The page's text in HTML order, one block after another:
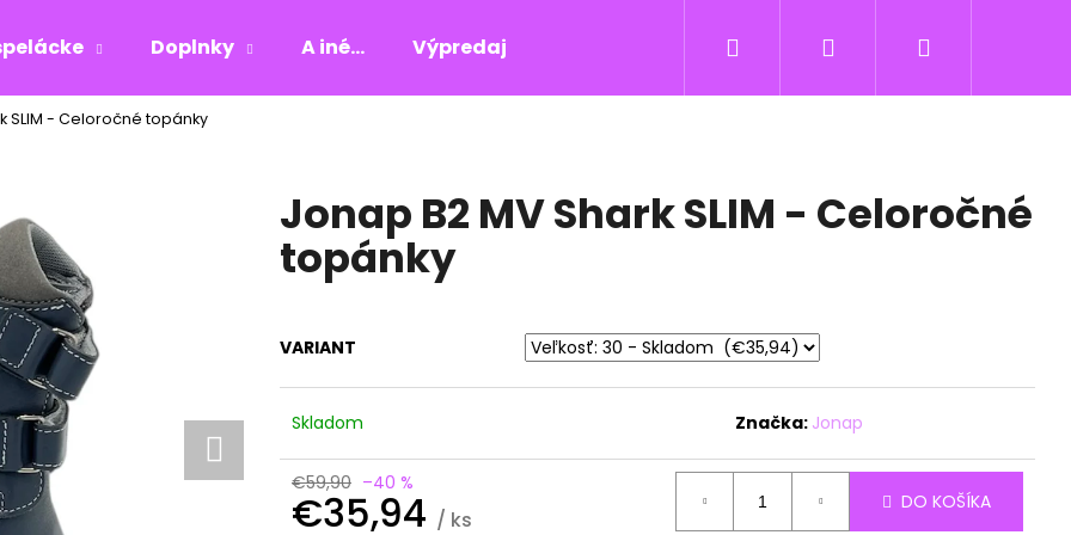
Doplnky A iné... Výpredaj Hľadať Prihlásenie
SLIM - Celoročné topánky
Jonap B2 MV Shark SLIM - Celoročné
topánky
VARIANT
Skladom Značka: Jonap
€59,90 –40 %
€35,94 / ks
DO KOŠÍKA
Čo potrebujete nájsť?
HĽADAŤ
Odporúčame